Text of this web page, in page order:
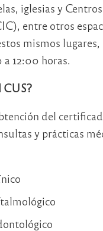
iglesias y
entre otros
mismos lugares,
12:00 horas.
CUS?
del
y prácticas